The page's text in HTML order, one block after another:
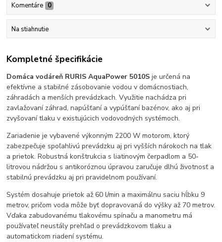
Komentáre 0
Na stiahnutie
Kompletné špecifikácie
Domáca vodáreň RURIS AquaPower 5010S je určená na
efektívne a stabilné zásobovanie vodou v domácnostiach,
záhradách a menších prevádzkach. Využitie nachádza pri
zavlažovaní záhrad, napúšťaní a vypúšťaní bazénov, ako aj pri
zvyšovaní tlaku v existujúcich vodovodných systémoch.
Zariadenie je vybavené výkonným 2200 W motorom, ktorý
zabezpečuje spoľahlivú prevádzku aj pri vyšších nárokoch na tlak
a prietok. Robustná konštrukcia s liatinovým čerpadlom a 50-
litrovou nádržou s antikoróznou úpravou zaručuje dlhú životnosť a
stabilnú prevádzku aj pri pravidelnom používaní.
Systém dosahuje prietok až 60 l/min a maximálnu saciu hĺbku 9
metrov, pričom voda môže byť dopravovaná do výšky až 70 metrov.
Vďaka zabudovanému tlakovému spínaču a manometru má
používateľ neustály prehľad o prevádzkovom tlaku a
automatickom riadení systému.